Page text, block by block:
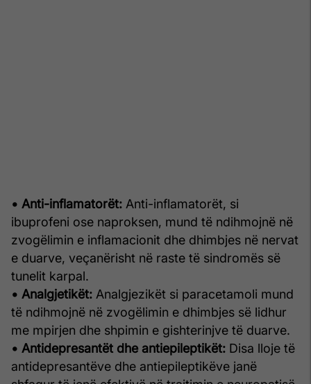
• Anti-inflamatorët: Anti-inflamatorët, si
ibuprofeni ose naproksen, mund të ndihmojnë në
zvogëlimin e inflamacionit dhe dhimbjes në nervat
e duarve, veçanërisht në raste të sindromës së
tunelit karpal.
• Analgjetikët: Analgjezikët si paracetamoli mund
të ndihmojnë në zvogëlimin e dhimbjes së lidhur
me mpirjen dhe shpimin e gishterinjve të duarve.
• Antidepresantët dhe antiepileptikët: Disa lloje të
antidepresantëve dhe antiepileptikëve janë